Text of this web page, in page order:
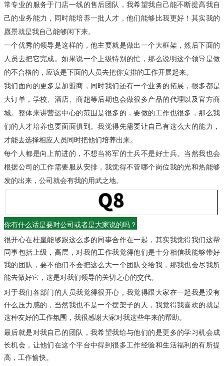
常专业的服务于门店一线的售后团队，我希望我自己能不断提高我自
己的业务能力，同时能培养一批人才，他们能够比我更好！其实我的
愿景就是我自己能够闲下来。
一个优秀的领导是这样的，他主要就是做出一个大框架，然后下面的
人员去把它完成。如果说一个上级特别的忙，那么说明这个领导是做
的不合格的，应该是下面的人员去把你安排的工作开展起来。
我们面向的更多是加盟商，同时我们还有一个业务的拓展，很多都是
大订单，学校、酒店、商超等后期也会做很多产品的代理以及官方商
城。整体来讲营运中心的范围是很多的，要做的工作也很多，那么我
们的人才培养也要面面俱到。我觉得先需要让自己有这么大的能力，
才能去选择相应人员同时把他们培养出来。
每个人都是向上前进的，不想当将军的士兵不是好士兵。 当然我也会
根据公司的工作需要服从安排，我觉得不管哪个岗位我的光和热能够
发的出来，公司就会有我的用武之地。
你有什么话是要对公司或者是大家说的吗？
很开心在桂皇能够跟这么多的同事合作在一起，其实我觉得我们这帮
同事包括上级，高层，对我的工作我觉得他们是十分相信我能够带好
我的团队，要不他们不会把这么大一个团队交给我，那我也会尽我所
能去做好它，这是对我们领导的关切之心的交代。
对于我们各部门的人员我觉得很开心，我觉得跟大家在一起我是没有
什么压力感的，当然我也不是一个摆架子的人，我觉得我喜欢的就是
这种友好的工作氛围，我很感谢大家对我这些年来的帮助。
最后就是对我自己的团队，我希望我给与他们的是更多的学习机会成
长机会，让他们在这个平台中得到很多工作经验和生活福利的有所提
高，工作愉快。